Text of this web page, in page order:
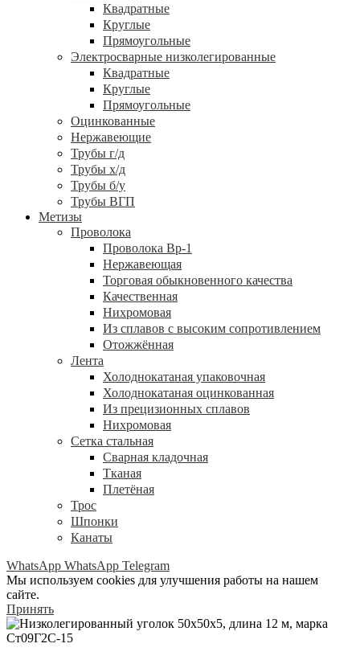
Квадратные
Круглые
Прямоугольные
Электросварные низколегированные
Квадратные
Круглые
Прямоугольные
Оцинкованные
Нержавеющие
Трубы г/д
Трубы х/д
Трубы б/у
Трубы ВГП
Метизы
Проволока
Проволока Вр-1
Нержавеющая
Торговая обыкновенного качества
Качественная
Нихромовая
Из сплавов с высоким сопротивлением
Отожжённая
Лента
Холоднокатаная упаковочная
Холоднокатаная оцинкованная
Из прецизионных сплавов
Нихромовая
Сетка стальная
Сварная кладочная
Тканая
Плетёная
Трос
Шпонки
Канаты
WhatsApp WhatsApp Telegram
Мы используем cookies для улучшения работы на нашем
сайте.
Принять